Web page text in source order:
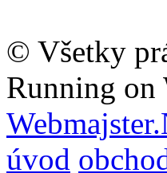
© Všetky
Running on
úvod